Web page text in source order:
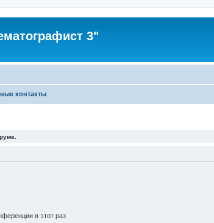
3"
контакты
в этот раз